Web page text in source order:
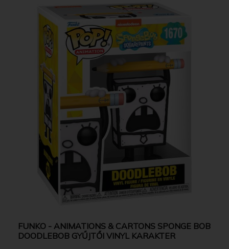
FUNKO - ANIMATIONS & CARTONS SPONGE BOB
DOODLEBOB GYŰJTŐI VINYL KARAKTER